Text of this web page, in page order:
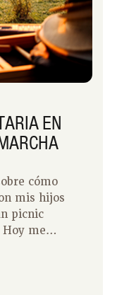
EN
cómo
mis hijos
picnic
me
picnics